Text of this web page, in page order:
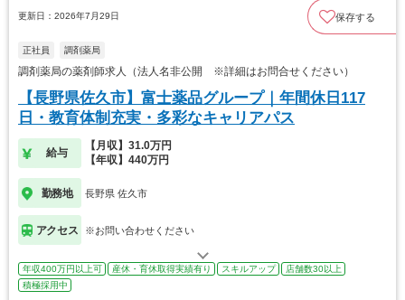
更新日：2026年7月29日 保存する
正社員 調剤薬局
調剤薬局の薬剤師求人（法人名非公開 ※詳細はお問合せください）
【長野県佐久市】富士薬品グループ｜年間休日117
日・教育体制充実・多彩なキャリアパス
給与
【月収】31.0万円
【年収】440万円
勤務地 長野県 佐久市
アクセス ※お問い合わせください
年収400万円以上可 産休・育休取得実績有り スキルアップ
店舗数30以上
積極採用中